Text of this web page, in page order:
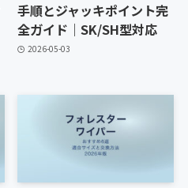
手順とジャッキポイント完
全ガイド｜SK/SH型対応
2026-05-03